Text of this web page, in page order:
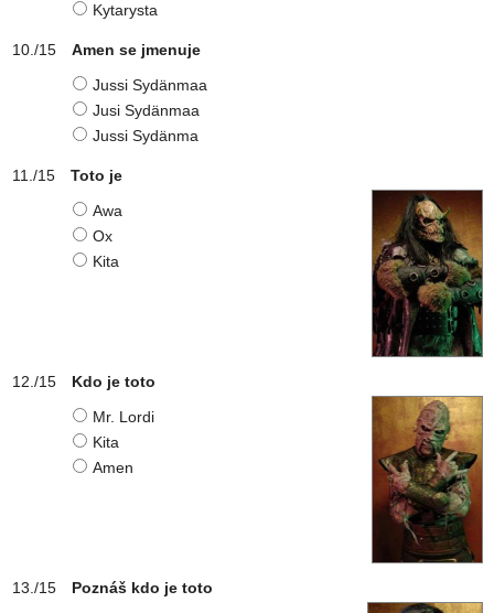
Kytarysta
Amen se jmenuje
Jussi Sydänmaa
Jusi Sydänmaa
Jussi Sydänma
Toto je
Awa
Ox
Kita
Kdo je toto
Mr. Lordi
Kita
Amen
Poznáš kdo je toto